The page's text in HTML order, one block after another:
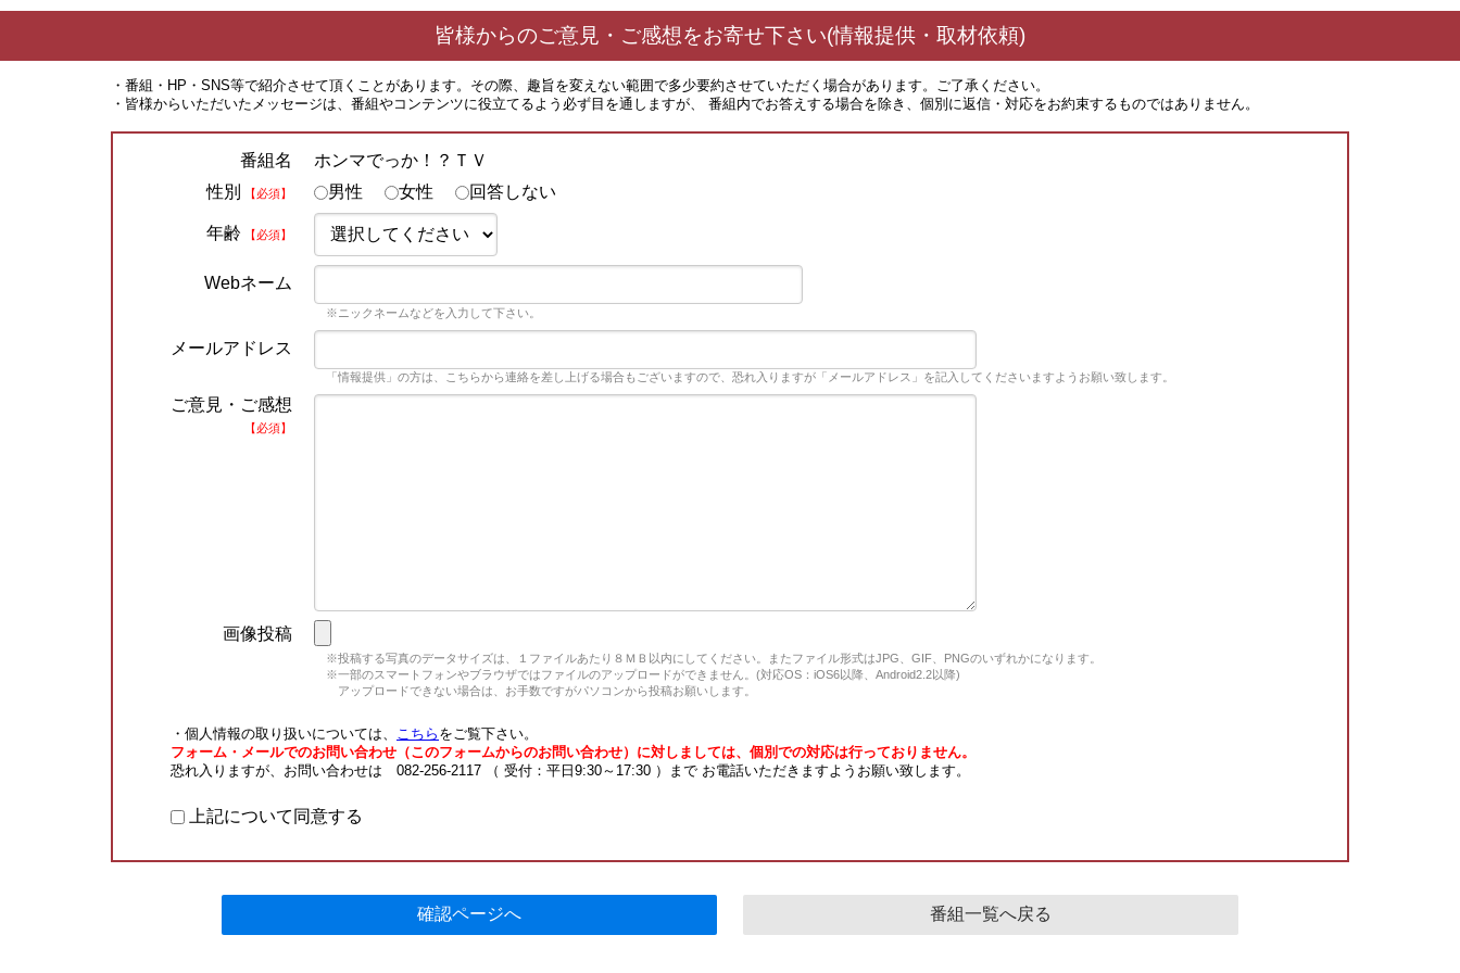
皆様からのご意見・ご感想をお寄せ下さい(情報提供・取材依頼)
・番組・HP・SNS等で紹介させて頂くことがあります。その際、趣旨を変えない範囲で多少要約させていただく場合があります。ご了承ください。
・皆様からいただいたメッセージは、番組やコンテンツに役立てるよう必ず目を通しますが、 番組内でお答えする場合を除き、個別に返信・対応をお約束するものではありません。
番組名
ホンマでっか！？ＴＶ
性別
【必須】 男性 女性 回答しない
年齢 【必須】
Webネーム
※ニックネームなどを入力して下さい。
メールアドレス
「情報提供」の方は、こちらから連絡を差し上げる場合もございますので、恐れ入りますが「メールアドレス」を記入してくださいますようお願い致します。
ご意見・ご感想
【必須】
画像投稿
※投稿する写真のデータサイズは、１ファイルあたり８ＭＢ以内にしてください。またファイル形式はJPG、GIF、PNGのいずれかになります。
※一部のスマートフォンやブラウザではファイルのアップロードができません。(対応OS：iOS6以降、Android2.2以降)
アップロードできない場合は、お手数ですがパソコンから投稿お願いします。
・個人情報の取り扱いについては、 こちら をご覧下さい。
フォーム・メールでのお問い合わせ（このフォームからのお問い合わせ）に対しましては、個別での対応は行っておりません。
恐れ入りますが、お問い合わせは 082-256-2117 （ 受付：平日9:30～17:30 ）まで お電話いただきますようお願い致します。
上記について同意する
確認ページへ 番組一覧へ戻る